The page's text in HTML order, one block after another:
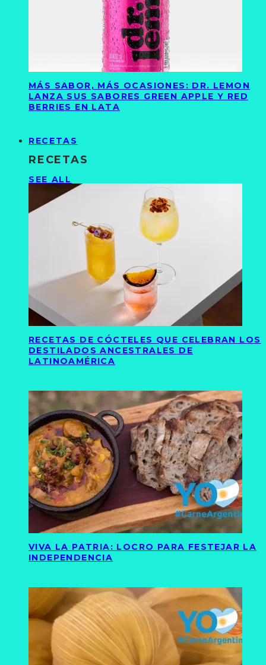
MÁS SABOR, MÁS OCASIONES: DR. LEMON
LANZA SUS SABORES GREEN APPLE Y RED
BERRIES EN LATA
RECETAS
RECETAS
SEE ALL
RECETAS DE CÓCTELES QUE CELEBRAN LOS
DESTILADOS ANCESTRALES DE
LATINOAMÉRICA
VIVA LA PATRIA: LOCRO PARA FESTEJAR LA
INDEPENDENCIA